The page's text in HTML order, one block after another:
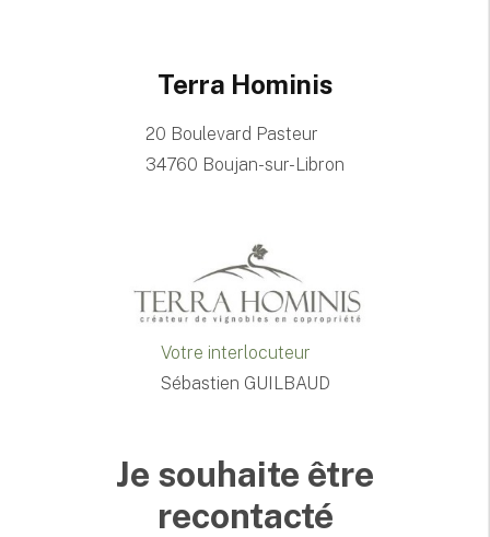
Terra Hominis
20 Boulevard Pasteur
34760 Boujan-sur-Libron
Votre interlocuteur
Sébastien GUILBAUD
Je souhaite être
recontacté